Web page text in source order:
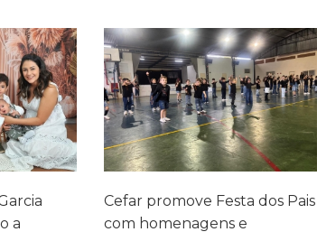
dos Pais
Cefar conquista medalhas na
Olimpíada Canguru de